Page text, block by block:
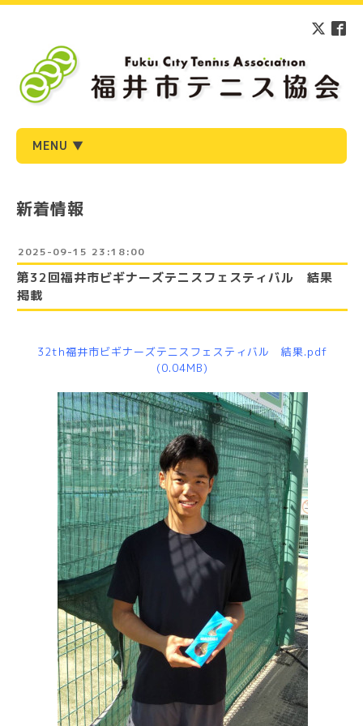
MENU ▼
新着情報
2025-09-15 23:18:00
第32回福井市ビギナーズテニスフェスティバル 結果
掲載
32th福井市ビギナーズテニスフェスティバル 結果.pdf
(0.04MB)